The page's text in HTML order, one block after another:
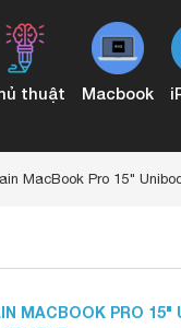
thuật Macbook
MacBook Pro 15"
MACBOOK PRO 15"